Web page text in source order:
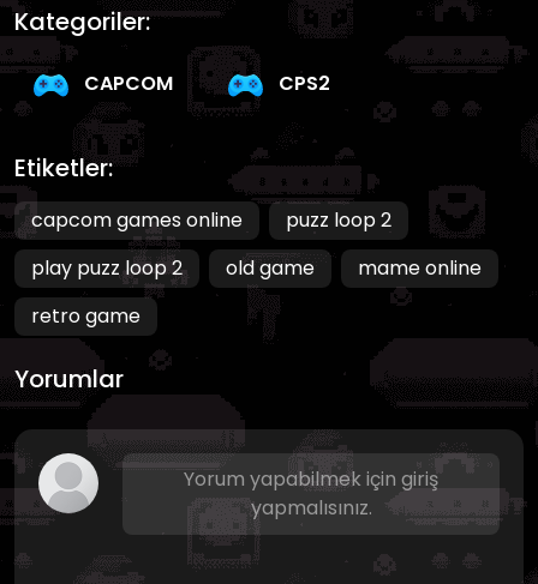
Kategoriler:
CAPCOM CPS2
Etiketler:
capcom games online
puzz loop 2
play puzz loop 2
old game
mame online
retro game
Yorumlar
Yorum yapabilmek için giriş
yapmalısınız.